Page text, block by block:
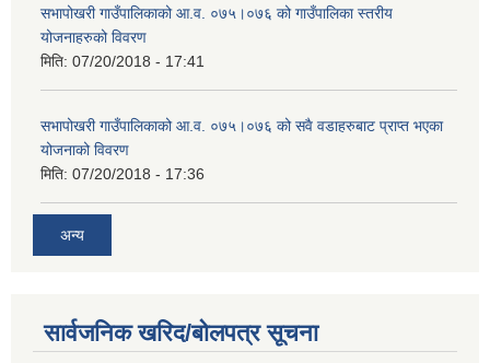
सभापोखरी गाउँपालिकाको आ.व. ०७५।०७६ को गाउँपालिका स्तरीय
योजनाहरुको विवरण
मिति: 07/20/2018 - 17:41
सभापोखरी गाउँपालिकाको आ.व. ०७५।०७६ को सवै वडाहरुबाट प्राप्त भएका
योजनाको विवरण
मिति: 07/20/2018 - 17:36
अन्य
सार्वजनिक खरिद/बोलपत्र सूचना